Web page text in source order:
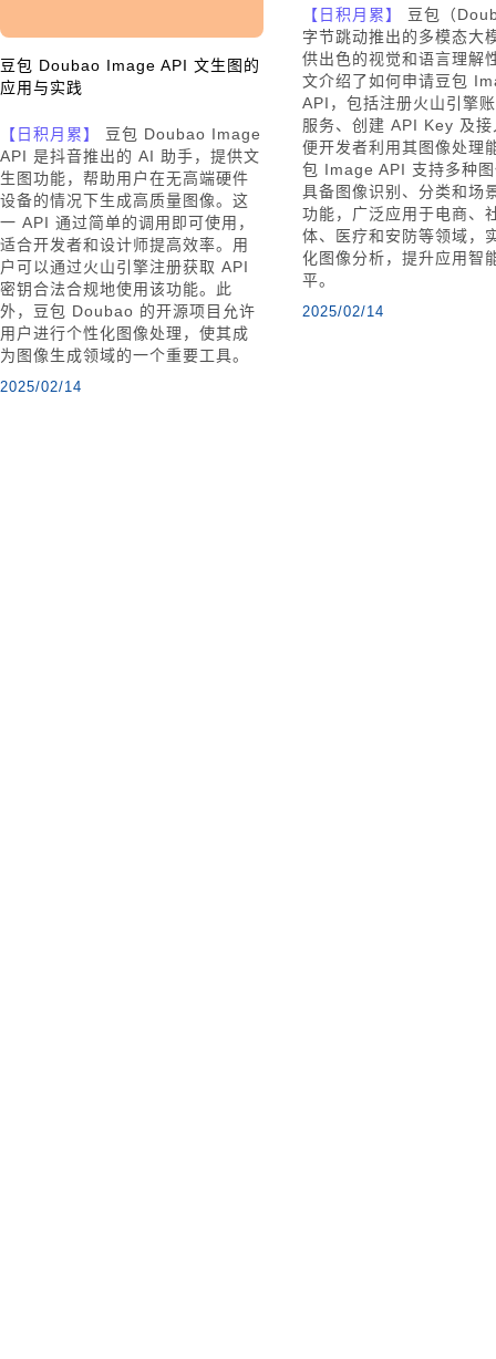
豆包 Doubao Image API 文生图的
应用与实践
【日积月累】
豆包 Doubao Image
API 是抖音推出的 AI 助手，提供文
生图功能，帮助用户在无高端硬件
设备的情况下生成高质量图像。这
一 API 通过简单的调用即可使用，
适合开发者和设计师提高效率。用
户可以通过火山引擎注册获取 API
密钥合法合规地使用该功能。此
外，豆包 Doubao 的开源项目允许
用户进行个性化图像处理，使其成
为图像生成领域的一个重要工具。
2025/02/14
【日积月累】
豆包（
字节跳动推出的多模态大
供出色的视觉和语言理解
文介绍了如何申请豆包
API，包括注册火山引擎
服务、创建 API Key 及接
便开发者利用其图像处理
包 Image API 支持多种
具备图像识别、分类和场
功能，广泛应用于电商、
体、医疗和安防等领域，
化图像分析，提升应用智
平。
2025/02/14